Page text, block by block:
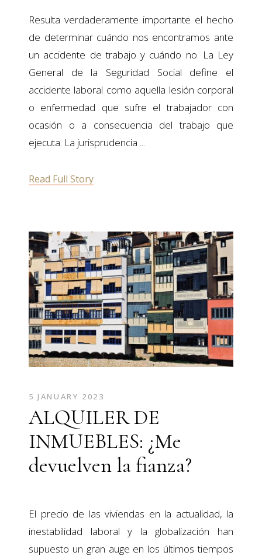
Resulta verdaderamente importante el hecho
de determinar cuándo nos encontramos ante
un accidente de trabajo y cuándo no. La Ley
General de la Seguridad Social define el
accidente laboral como aquella lesión corporal
o enfermedad que sufre el trabajador con
ocasión o a consecuencia del trabajo que
ejecuta. La jurisprudencia
Read Full Story
5 JANUARY 2023
ALQUILER DE
INMUEBLES: ¿Me
devuelven la fianza?
El precio de las viviendas en la actualidad, la
inestabilidad laboral y la globalización han
supuesto un gran auge en los últimos tiempos